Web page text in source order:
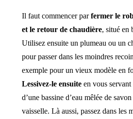
Il faut commencer parfermer le
et le retour de chaudière, situé en
Utilisez ensuite un plumeau ou un
pour passer dans les moindres
exemple pour un vieux modèle en
Lessivez-le ensuiteen vous servant
d’une bassine d’eau mêlée de
vaisselle. Là aussi, passez dans les